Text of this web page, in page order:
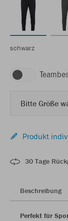
schwarz
Bitte Größe
Produkt
30 Tage
Beschreibung
Perfekt für